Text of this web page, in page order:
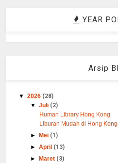
YEAR
Arsip
▼2026 (28)
▼Juli (2)
Human Library Hong Kong
Liburan Mudah di Hong
►
Mei (1)
►April (13)
►
Maret (3)